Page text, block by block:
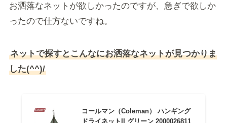
お洒落なネットが欲しかったのですが、急ぎで欲しか
ったので仕方ないですね。
ネットで探すとこんなにお洒落なネットが見つかりま
した(^^)/
コールマン（Coleman） ハンギング
ドライネットII グリーン 2000026811